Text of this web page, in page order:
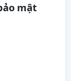
mật